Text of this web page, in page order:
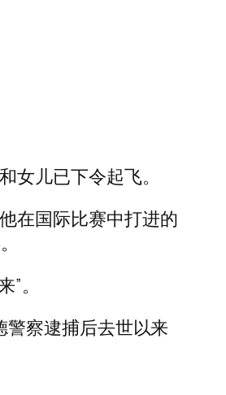
儿已下令起飞。
在国际比赛中打进的
。
警察逮捕后去世以来